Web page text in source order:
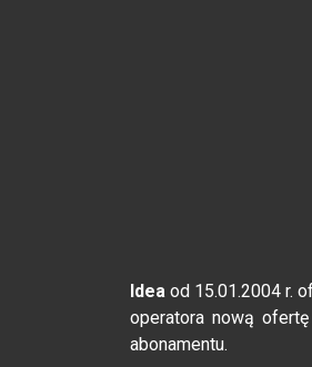
Idea od 15.01.2004 r.
operatora nową
abonamentu.